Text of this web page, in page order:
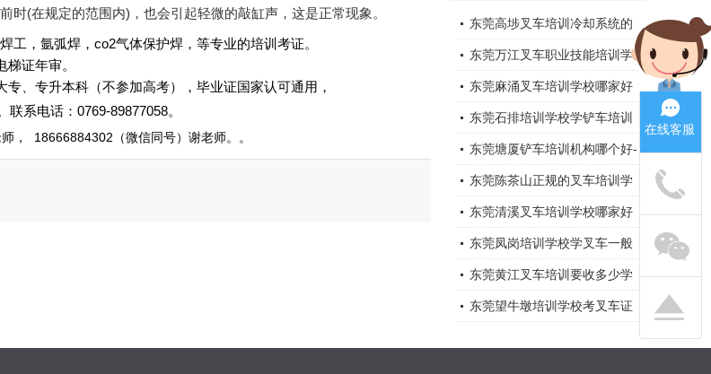
东莞高埗叉车培训冷却系统的
维修与故障排除
东莞万江叉车职业技能培训学
校哪家好?
东莞麻涌叉车培训学校哪家好
东莞石排培训学校学铲车培训
要多少钱,要培训多长时间能
东莞塘厦铲车培训机构哪个好-
职业技能
东莞陈茶山正规的叉车培训学
校哪家比较好,
东莞清溪叉车培训学校哪家好
东莞凤岗培训学校学叉车一般
要多久,
东莞黄江叉车培训要收多少学
费_
东莞望牛墩培训学校考叉车证
(在规定的范围内)，也会引起轻微的敲缸声，这是正常现象。
，氩弧焊，co2气体保护焊，等专业的培训考证。
证年审。
专、专升本科（不参加高考），毕业证国家认可通用，
联系电话 ： 0769-89877058。
师 ， 18666884302 （微信同号） 谢老师。 。
在线客服